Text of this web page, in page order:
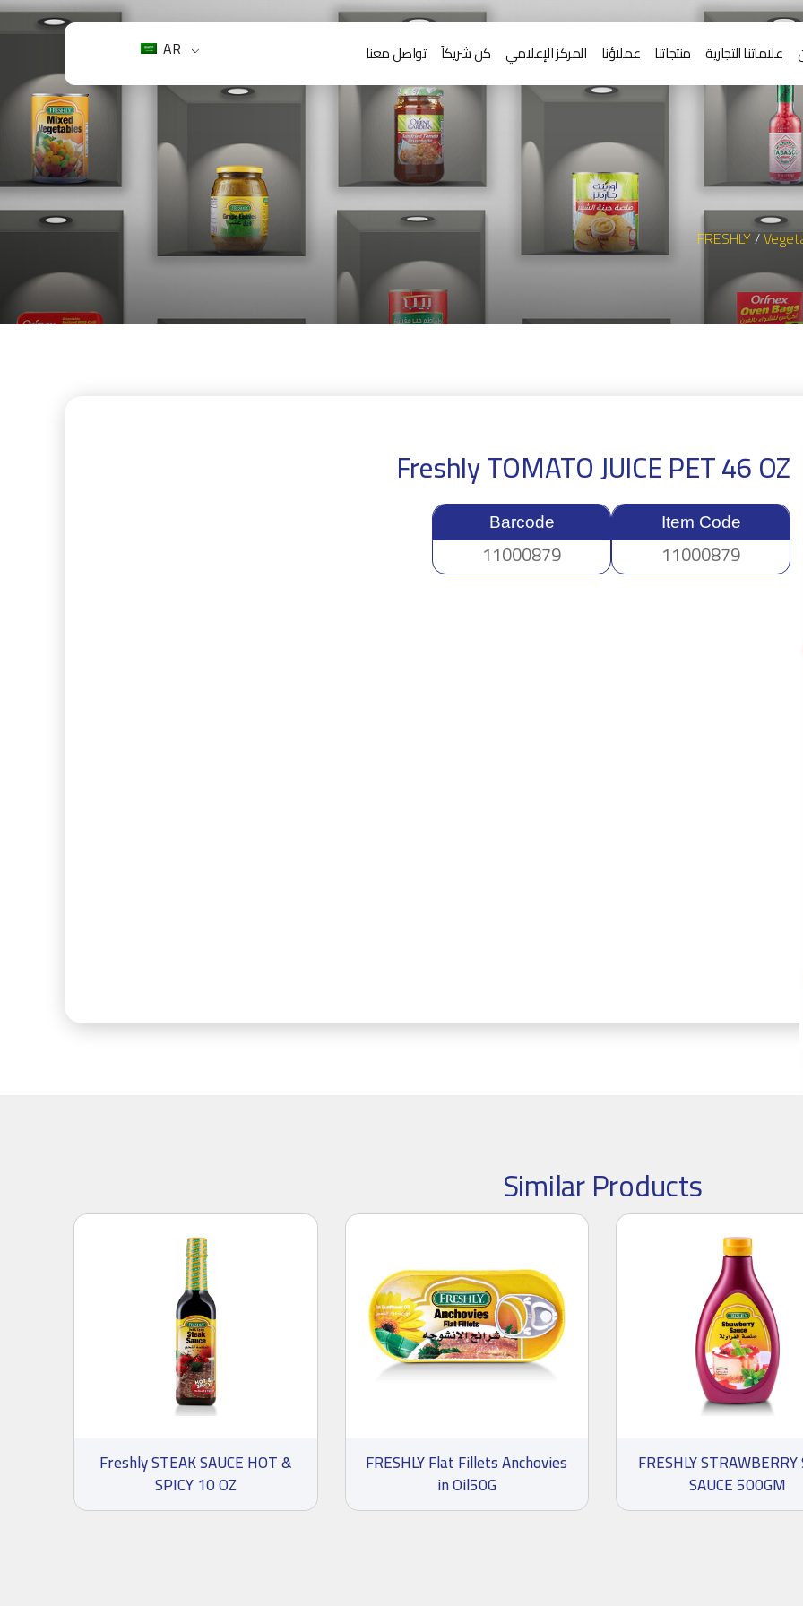
علاماتنا التجارية منتجاتنا عملاؤنا المركز الإعلامي كن شريكاً تواصل معنا AR
FRESHLY/
Freshly TOMATO JUICE PET 46 OZ
Item Code
11000879
Barcode
11000879
Similar Products
FRESHLY STRAWBERRY
SAUCE 500GM
FRESHLY Flat Fillets Anchovies
in Oil50G
Freshly STEAK SAUCE HOT &
SPICY 10 OZ